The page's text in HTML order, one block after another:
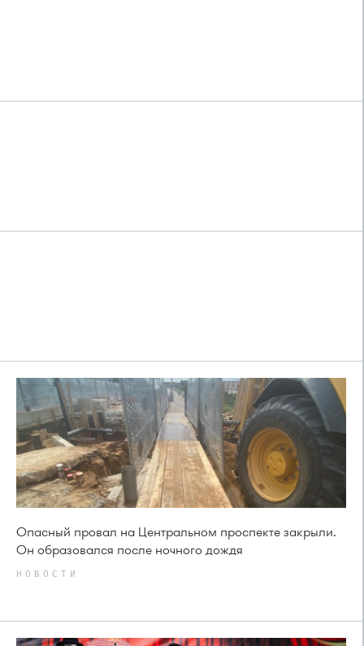
Опасный провал на Центральном проспекте закрыли.
Он образовался после ночного дождя
НОВОСТИ